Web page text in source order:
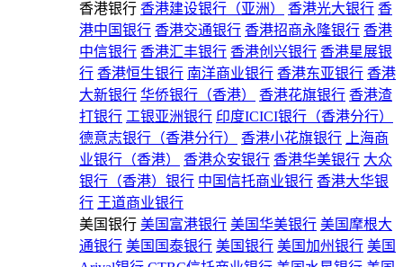
香港银行 香港建设银行（亚洲） 香港光大银行 香
港中国银行 香港交通银行 香港招商永隆银行 香港
中信银行 香港汇丰银行 香港创兴银行 香港星展银
行 香港恒生银行 南洋商业银行 香港东亚银行 香港
大新银行 华侨银行（香港） 香港花旗银行 香港渣
打银行 工银亚洲银行 印度ICICI银行（香港分行）
德意志银行（香港分行）
香港小花旗银行
上海商
业银行（香港）
香港众安银行 香港华美银行 大众
银行（香港）银行 中国信托商业银行 香港大华银
行 王道商业银行
美国银行 美国富港银行 美国华美银行 美国摩根大
通银行 美国国泰银行 美国银行 美国加州银行 美国